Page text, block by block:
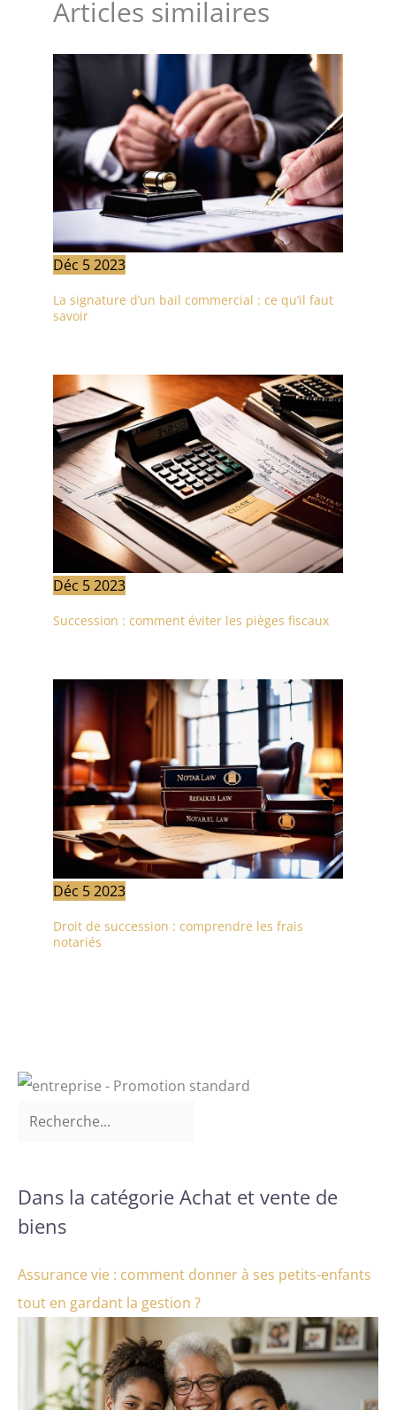
Articles similaires
Déc 52023
La signature d’un bail commercial : ce qu’il faut
savoir
Déc 52023
Succession : comment éviter les pièges fiscaux
Déc 52023
Droit de succession : comprendre les frais
notariés
Dans la catégorie Achat et vente de
biens
Assurance vie : comment donner à ses petits-enfants
tout en gardant la gestion ?